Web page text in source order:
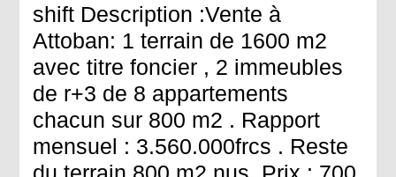
shift Description :Vente à
Attoban: 1 terrain de 1600 m2
avec titre foncier , 2 immeubles
de r+3 de 8 appartements
chacun sur 800 m2 . Rapport
mensuel : 3.560.000frcs . Reste